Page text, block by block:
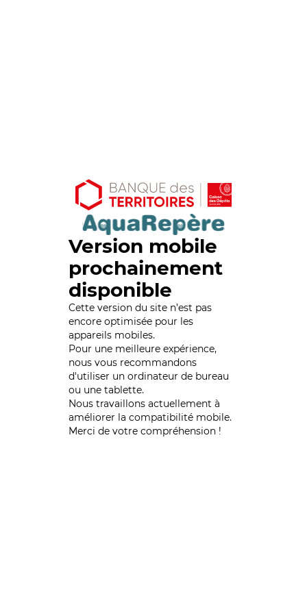
Version mobile
prochainement
disponible
Cette version du site n’est pas
encore optimisée pour les
appareils mobiles.
Pour une meilleure expérience,
nous vous recommandons
d'utiliser un ordinateur de bureau
ou une tablette.
Nous travaillons actuellement à
améliorer la compatibilité mobile.
Merci de votre compréhension !